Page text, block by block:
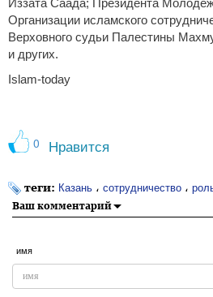
Иззата Саада; Президента
Организации исламского
Верховного судьи Палестины
и других.
Islam-today
0 Нравится
теги: Казань ، сотрудничество ،
Ваш комментарий
имя